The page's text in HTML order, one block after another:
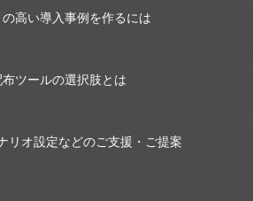
高い導入事例を作るには
ツールの選択肢とは
リオ設定などのご支援・ご提案